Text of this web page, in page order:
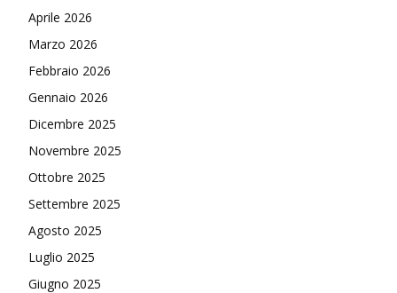
Aprile 2026
Marzo 2026
Febbraio 2026
Gennaio 2026
Dicembre 2025
Novembre 2025
Ottobre 2025
Settembre 2025
Agosto 2025
Luglio 2025
Giugno 2025